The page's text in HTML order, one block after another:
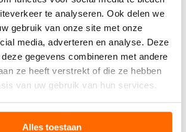
te analyseren. Ook delen we
gebruik van onze site met onze
media, adverteren en analyse. Deze
gegevens combineren met andere
ze heeft verstrekt of die ze hebben
van uw gebruik van hun services.
Alles toestaan